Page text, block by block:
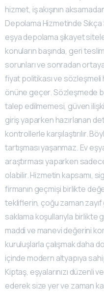
hizmet, iş akışının
Depolama Hizmetinde Sıkça
eşya depolama şikayet
konuların başında, geri
sorunları ve sonradan
fiyat politikası ve
önüne geçer. Sözleşmede
talep edilmemesi, güven
giriş yaparken hazırlanan
kontrollerle karşılaştırılır.
tartışması yaşanmaz. Ev
araştırması yaparken
olabilir. Hizmetin kapsamı,
firmanın geçmişi birlikte
tekliflerin, çoğu zaman
saklama koşullarıyla birlikte
maddi ve manevi değerini
kuruluşlarla çalışmak daha
içinde modern altyapıya
Kiptaş, eşyalarınızı düzenli
ederek size yer ve zaman